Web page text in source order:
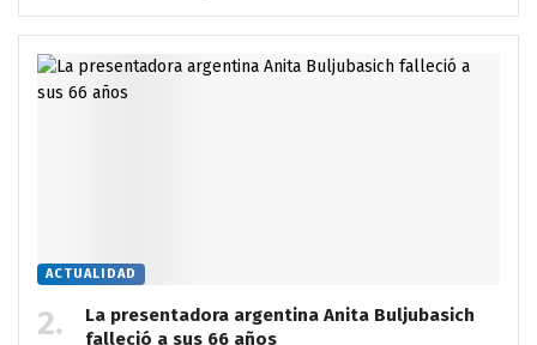
ACTUALIDAD
La presentadora argentina Anita Buljubasich
falleció a sus 66 años